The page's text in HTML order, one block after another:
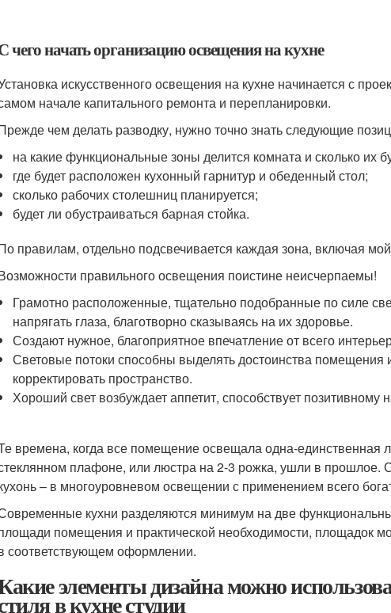
чего начать организацию освещения на кухне
искусственного освещения на кухне начинается с
начале капитального ремонта и перепланировки.
чем делать разводку, нужно точно знать следующие
на какие функциональные зоны делится комната и сколько их
где будет расположен кухонный гарнитур и обеденный стол;
сколько рабочих столешниц планируется;
будет ли обустраиваться барная стойка.
правилам, отдельно подсвечивается каждая зона, включая
правильного освещения поистине неисчерпаемы!
Грамотно расположенные, тщательно подобранные по силе
напрягать глаза, благотворно сказываясь на их здоровье.
Создают нужное, благоприятное впечатление от всего
Световые потоки способны выделять достоинства помещения
корректировать пространство.
Хороший свет возбуждает аппетит, способствует позитивному
времена, когда все помещение освещала одна-единственная
плафоне, или люстра на 2-3 рожка, ушли в прошлое.
– в многоуровневом освещении с применением всего
кухни разделяются минимум на две
помещения и практической необходимости, площадок
соответствующем оформлении.
элементы дизайна можно
в кухне студии